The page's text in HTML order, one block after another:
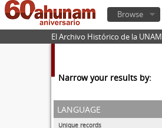
Browse
El Archivo Histórico de la UNAM
Narrow your results by:
language
Unique records